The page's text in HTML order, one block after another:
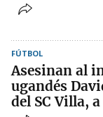
FÚTBOL
Asesinan al
ugandés
del SC Villa,